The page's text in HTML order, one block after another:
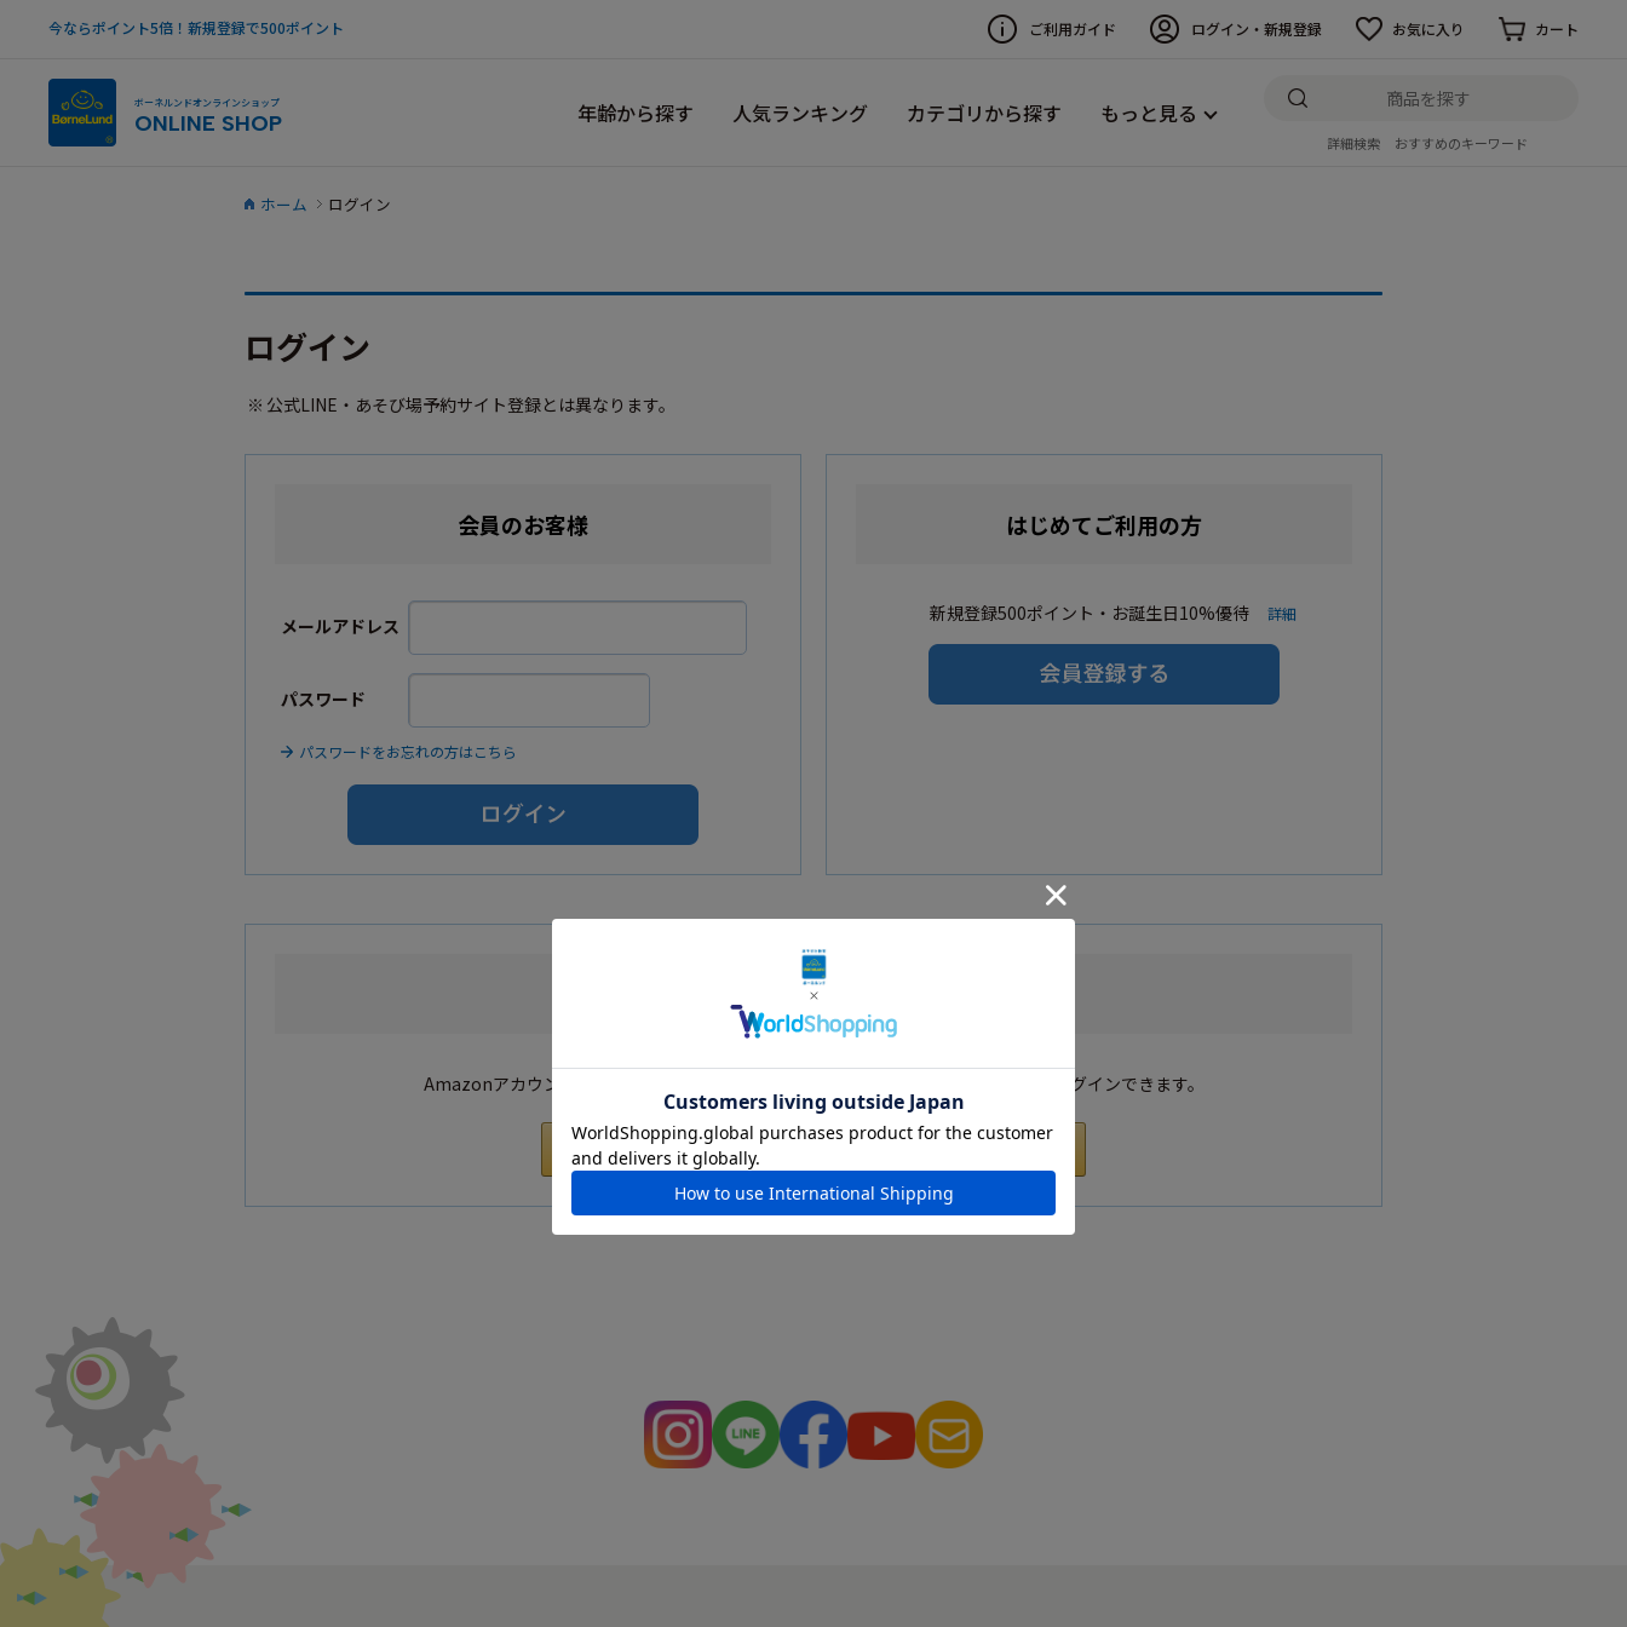
今ならポイント5倍！新規登録で500ポイント ご利用ガイド ログイン・新規登録 お気に入り カート
ボーネルンドオンラインショップ
ONLINE SHOP 年齢から探す 人気ランキング カテゴリから探す もっと見る
詳細検索 おすすめのキーワード
ホーム ログイン
ログイン
公式LINE・あそび場予約サイト登録とは異なります。
会員のお客様
メールアドレス
パスワード
パスワードをお忘れの方はこちら
はじめてご利用の方
新規登録500ポイント・お誕生日10%優待 詳細
Amazonアカウントをご利用の方
Amazonアカウントを利用し会員登録されたお客様はAmazonのID・パスワードでログインできます。